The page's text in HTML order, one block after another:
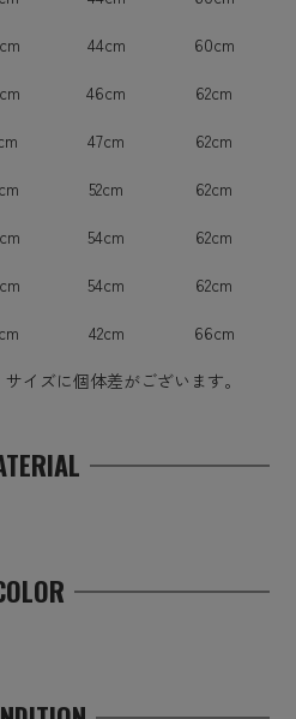
44cm
60cm
46cm
62cm
47cm
62cm
52cm
62cm
54cm
62cm
54cm
62cm
42cm
66cm
イズに個体差がございます。